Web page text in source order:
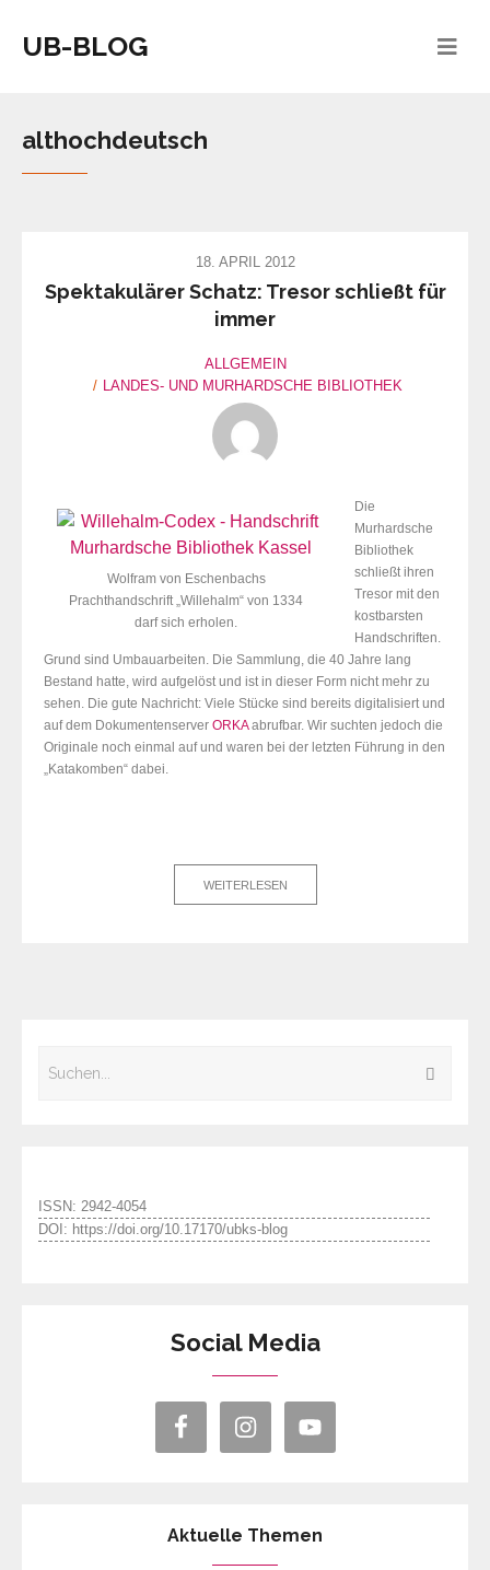
UB-BLOG
althochdeutsch
18. APRIL 2012
Spektakulärer Schatz: Tresor schließt für
immer
ALLGEMEIN
LANDES- UND MURHARDSCHE BIBLIOTHEK
Wolfram von Eschenbachs
Prachthandschrift „Willehalm“ von 1334
darf sich erholen.
Die
Murhardsche
Bibliothek
schließt ihren
Tresor mit den
kostbarsten
Handschriften.
Grund sind Umbauarbeiten. Die Sammlung, die 40 Jahre lang
Bestand hatte, wird aufgelöst und ist in dieser Form nicht mehr zu
sehen. Die gute Nachricht: Viele Stücke sind bereits digitalisiert und
auf dem Dokumentenserver ORKAabrufbar. Wir suchten jedoch die
Originale noch einmal auf und waren bei der letzten Führung in den
„Katakomben“ dabei.
WEITERLESEN
ISSN: 2942-4054
DOI: https://doi.org/10.17170/ubks-blog
Social Media
Aktuelle Themen